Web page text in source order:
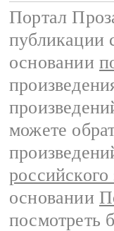
Портал
публикации
основании
можете
российского
основании
посмотреть